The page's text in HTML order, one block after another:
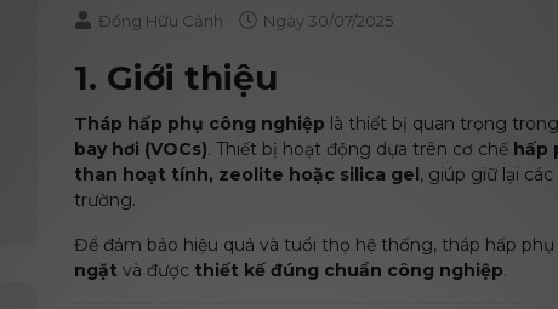
Đồng Hữu Cảnh Ngày 30/07/2025
1. Giới thiệu
Tháp hấp phụ công nghiệp là thiết bị quan trọng trong
bay hơi (VOCs). Thiết bị hoạt động dựa trên cơ chế hấp
than hoạt tính, zeolite hoặc silica gel, giúp giữ lại
trường.
Để đảm bảo hiệu quả và tuổi thọ hệ thống, tháp hấp
ngặt và được thiết kế đúng chuẩn công nghiệp.